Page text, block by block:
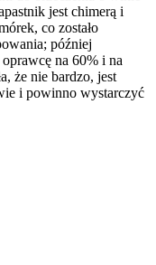
jest chimerą i
co zostało
później
na 60% i na
że nie bardzo, jest
i powinno wystarczyć